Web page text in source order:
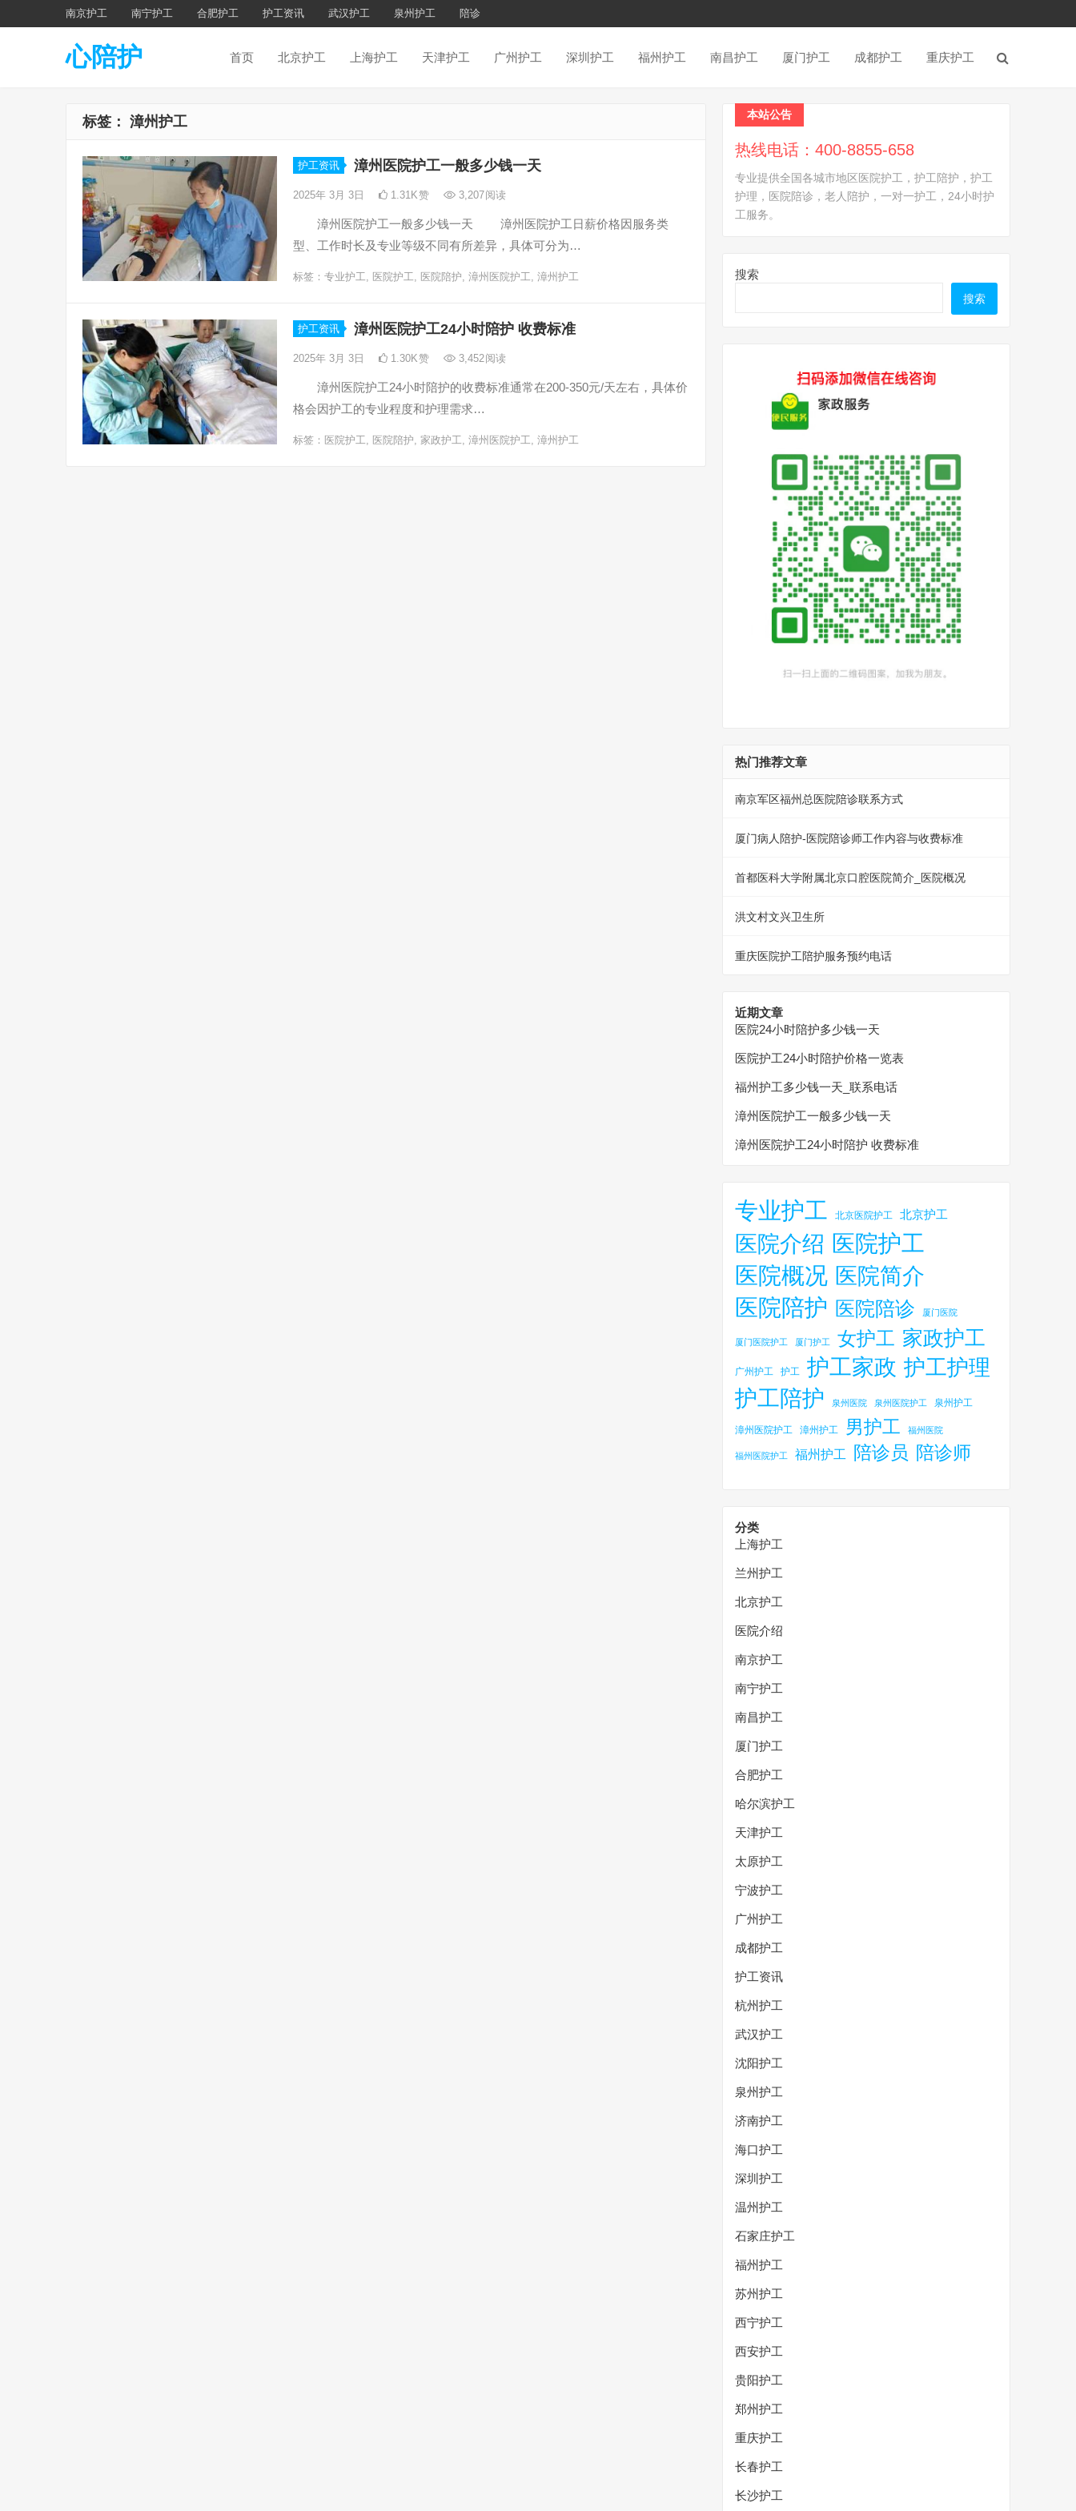
南京护工 南宁护工 合肥护工 护工资讯 武汉护工 泉州护工 陪诊
心陪护 首页 北京护工 上海护工 天津护工 广州护工 深圳护工 福州护工 南昌护工 厦门护工 成都护工 重庆护工
标签： 漳州护工
护工资讯 漳州医院护工一般多少钱一天
2025年 3月 3日 1.31K赞 3,207阅读
漳州医院护工一般多少钱一天 漳州医院护工日薪价格因服务类
型、工作时长及专业等级不同有所差异，具体可分为…
标签： 专业护工, 医院护工, 医院陪护, 漳州医院护工, 漳州护工
护工资讯 漳州医院护工24小时陪护 收费标准
2025年 3月 3日 1.30K赞 3,452阅读
‌漳州医院护工24小时陪护的收费标准‌通常在200-350元/天左右，具体价
格会因护工的专业程度和护理需求…
标签： 医院护工, 医院陪护, 家政护工, 漳州医院护工, 漳州护工
本站公告
热线电话：400-8855-658
专业提供全国各城市地区医院护工，护工陪护，护工
护理，医院陪诊，老人陪护，一对一护工，24小时护
工服务。
搜索
搜索
热门推荐文章
南京军区福州总医院陪诊联系方式
厦门病人陪护-医院陪诊师工作内容与收费标准
首都医科大学附属北京口腔医院简介_医院概况
洪文村文兴卫生所
重庆医院护工陪护服务预约电话
近期文章
医院24小时陪护多少钱一天
医院护工24小时陪护价格一览表
福州护工多少钱一天_联系电话
漳州医院护工一般多少钱一天
漳州医院护工24小时陪护 收费标准
专业护工 北京医院护工 北京护工
医院介绍 医院护工
医院概况 医院简介
医院陪护 医院陪诊 厦门医院
厦门医院护工 厦门护工 女护工 家政护工
广州护工 护工 护工家政 护工护理
护工陪护
泉州医院 泉州医院护工 泉州护工
漳州医院护工 漳州护工 男护工 福州医院
福州医院护工 福州护工 陪诊员 陪诊师
分类
上海护工
兰州护工
北京护工
医院介绍
南京护工
南宁护工
南昌护工
厦门护工
合肥护工
哈尔滨护工
天津护工
太原护工
宁波护工
广州护工
成都护工
护工资讯
杭州护工
武汉护工
沈阳护工
泉州护工
济南护工
海口护工
深圳护工
温州护工
石家庄护工
福州护工
苏州护工
西宁护工
西安护工
贵阳护工
郑州护工
重庆护工
长春护工
长沙护工